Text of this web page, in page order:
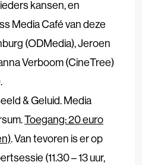
kansen, en
Media Café van deze
(ODMedia), Jeroen
Verboom (CineTree)
& Geluid. Media
Toegang: 20 euro
. Van tevoren is er op
(11.30 – 13 uur,